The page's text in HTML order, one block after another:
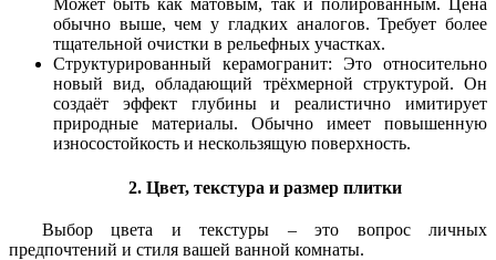
Может быть как матовым, так и полированным. Цена
обычно выше, чем у гладких аналогов. Требует более
тщательной очистки в рельефных участках.
Структурированный керамогранит: Это относительно
новый вид, обладающий трёхмерной структурой. Он
создаёт эффект глубины и реалистично имитирует
природные материалы. Обычно имеет повышенную
износостойкость и нескользящую поверхность.
2. Цвет, текстура и размер плитки
Выбор цвета и текстуры – это вопрос личных
предпочтений и стиля вашей ванной комнаты.